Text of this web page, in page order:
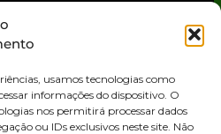
usamos tecnologias como
informações do dispositivo. O
nos permitirá processar dados
ou IDs exclusivos neste site. Não
sempre é o Portal Web.
digital que